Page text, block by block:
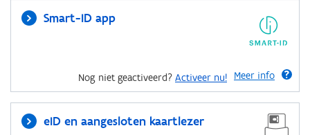
Smart-ID app
Meer info
Nog niet geactiveerd? Activeer nu!
eID en aangesloten kaartlezer